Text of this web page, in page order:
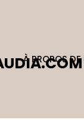
À PROPOS DE